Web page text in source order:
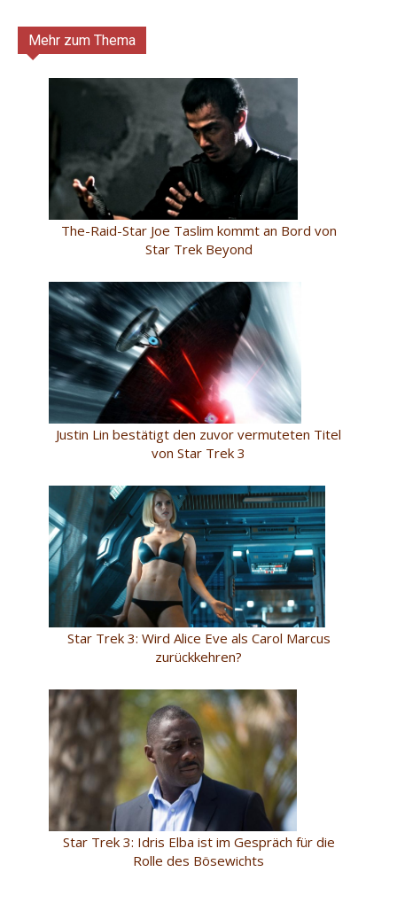
Mehr zum Thema
The-Raid-Star Joe Taslim kommt an Bord von
Star Trek Beyond
Justin Lin bestätigt den zuvor vermuteten Titel
von Star Trek 3
Star Trek 3: Wird Alice Eve als Carol Marcus
zurückkehren?
Star Trek 3: Idris Elba ist im Gespräch für die
Rolle des Bösewichts